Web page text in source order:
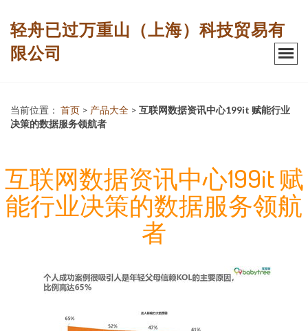
轻舟已过万重山（上海）科技贸易有
限公司
当前位置： 首页 > 产品大全 > 互联网数据资讯中心199it 赋能行业
决策的数据服务领航者
互联网数据资讯中心199it 赋
能行业决策的数据服务领航
者